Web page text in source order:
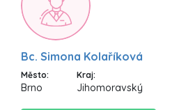
Bc. Simona Kolaříková
Město:
Brno
Kraj:
Jihomoravský